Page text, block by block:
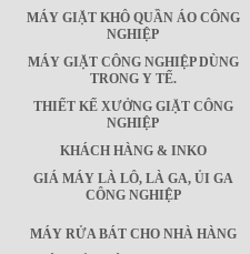
MÁY GIẶT KHÔ QUẦN ÁO CÔNG
NGHIỆP
MÁY GIẶT CÔNG NGHIỆP DÙNG
TRONG Y TẾ.
THIẾT KẾ XƯỞNG GIẶT CÔNG
NGHIỆP
KHÁCH HÀNG & INKO
GIÁ MÁY LÀ LÔ, LÀ GA, ỦI GA
CÔNG NGHIỆP
MÁY RỬA BÁT CHO NHÀ HÀNG